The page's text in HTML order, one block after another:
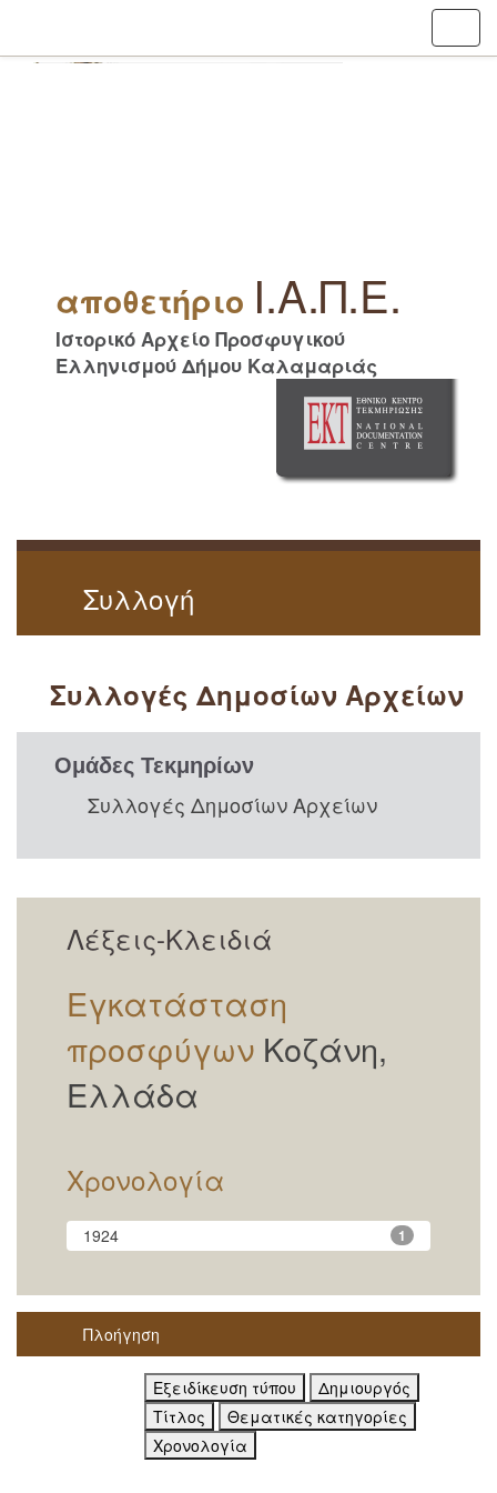
αποθετήριο Ι.Α.Π.Ε.
Ιστορικό Αρχείο Προσφυγικού
Ελληνισμού Δήμου Καλαμαριάς
Συλλογή
Συλλογές Δημοσίων Αρχείων
Ομάδες Τεκμηρίων
Συλλογές Δημοσίων Αρχείων
Λέξεις-Κλειδιά
Εγκατάσταση
προσφύγων Κοζάνη,
Ελλάδα
Χρονολογία
1
1924
Πλοήγηση